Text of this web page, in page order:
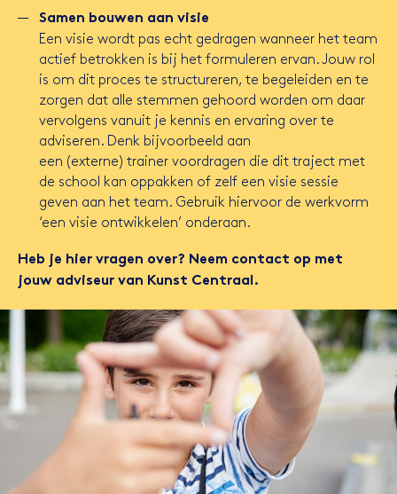
Samen bouwen aan visie
Een visie wordt pas echt gedragen wanneer het team
actief betrokken is bij het formuleren ervan. Jouw rol
is om dit proces te structureren, te begeleiden en te
zorgen dat alle stemmen gehoord worden om daar
vervolgens vanuit je kennis en ervaring over te
adviseren. Denk bijvoorbeeld aan
een (externe) trainer voordragen die dit traject met
de school kan oppakken of zelf een visie sessie
geven aan het team. Gebruik hiervoor de werkvorm
‘een visie ontwikkelen’ onderaan.
Heb je hier vragen over? Neem contact op met
jouw adviseur van Kunst Centraal.